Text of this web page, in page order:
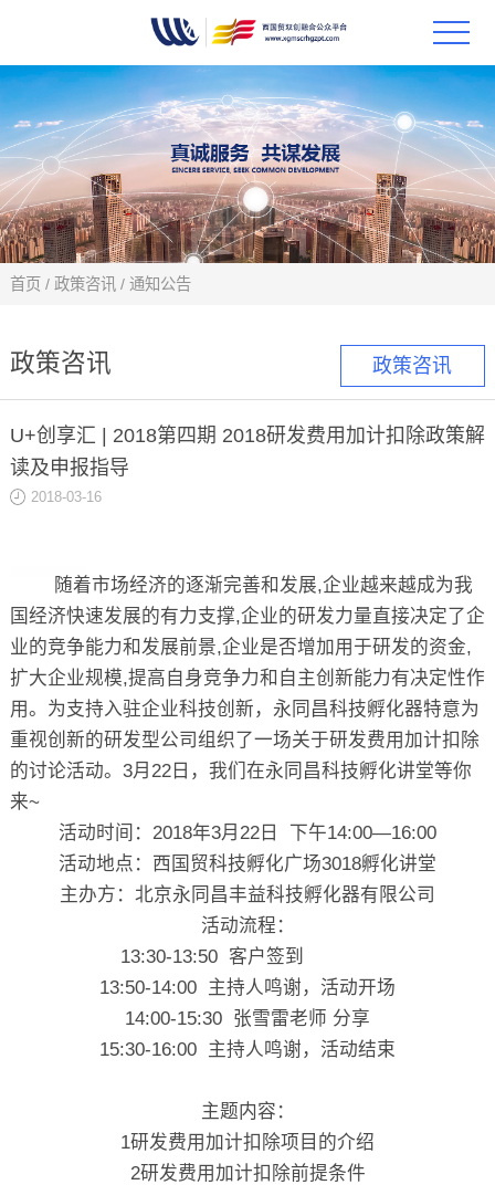
首页
政策
科技
合作
创新
政策咨讯
首页 / 政策咨讯 / 通知公告
政策咨讯
U+创享汇 | 2018第四期 2018研发费用加计扣除政策解
读及申报指导
2018-03-16
随着市场经济的逐渐完善和发展,企业越来越成为我
国经济快速发展的有力支撑,企业的研发力量直接决定了企
业的竞争能力和发展前景,企业是否增加用于研发的资金,
扩大企业规模,提高自身竞争力和自主创新能力有决定性作
用。为支持入驻企业科技创新，永同昌科技孵化器特意为
重视创新的研发型公司组织了一场关于研发费用加计扣除
的讨论活动。3月22日，我们在永同昌科技孵化讲堂等你
来~
活动时间：2018年3月22日 下午14:00—16:00
活动地点：西国贸科技孵化广场3018孵化讲堂
主办方：北京永同昌丰益科技孵化器有限公司
活动流程：
13:30-13:50 客户签到
13:50-14:00 主持人鸣谢，活动开场
14:00-15:30 张雪雷老师 分享
15:30-16:00 主持人鸣谢，活动结束
主题内容：
1研发费用加计扣除项目的介绍
2研发费用加计扣除前提条件